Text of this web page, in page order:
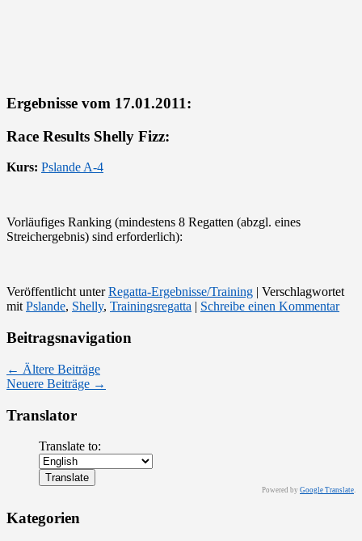
Ergebnisse vom 17.01.2011:
Race Results Shelly Fizz:
Kurs: Pslande A-4
Vorläufiges Ranking (mindestens 8 Regatten (abzgl. eines
Streichergebnis) sind erforderlich):
Veröffentlicht unter Regatta-Ergebnisse/Training | Verschlagwortet
mit Pslande, Shelly, Trainingsregatta | Schreibe einen Kommentar
Beitragsnavigation
← Ältere Beiträge
Neuere Beiträge →
Translator
Translate to:
Powered by Google Translate.
Kategorien